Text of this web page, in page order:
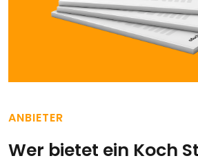
ANBIETER
Wer bietet ein Koch